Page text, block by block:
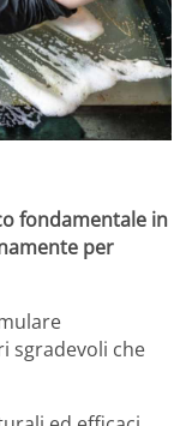
fondamentale in
per
sgradevoli che